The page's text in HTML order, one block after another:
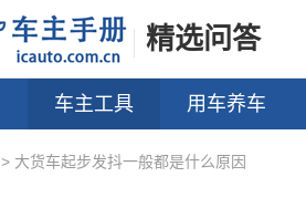
精选问答
车主工具 用车养车
> 大货车起步发抖一般都是什么原因